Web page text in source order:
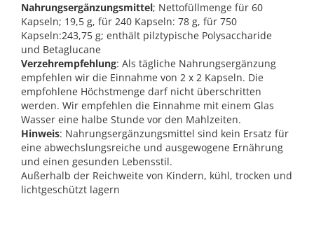
Nahrungsergänzungsmittel; Nettofüllmenge für 60
Kapseln; 19,5 g, für 240 Kapseln: 78 g, für 750
Kapseln:243,75 g; enthält pilztypische Polysaccharide
und Betaglucane
Verzehrempfehlung: Als tägliche Nahrungsergänzung
empfehlen wir die Einnahme von 2 x 2 Kapseln. Die
empfohlene Höchstmenge darf nicht überschritten
werden. Wir empfehlen die Einnahme mit einem Glas
Wasser eine halbe Stunde vor den Mahlzeiten.
Hinweis: Nahrungsergänzungsmittel sind kein Ersatz für
eine abwechslungsreiche und ausgewogene Ernährung
und einen gesunden Lebensstil.
Außerhalb der Reichweite von Kindern, kühl, trocken und
lichtgeschützt lagern